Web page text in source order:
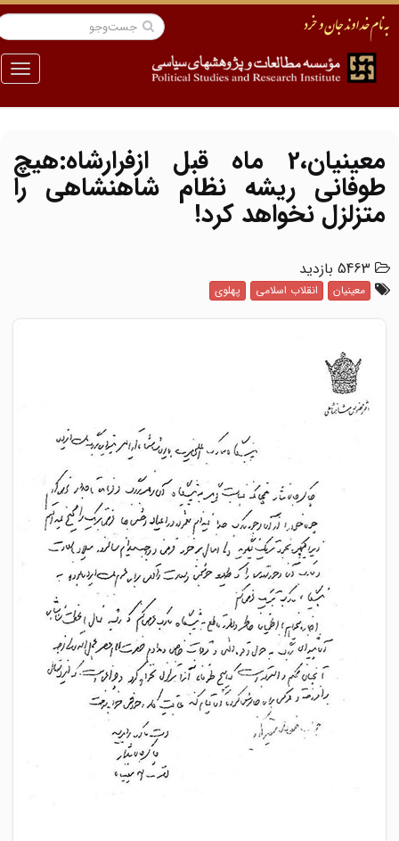
منو
معینیان،2 ماه قبل ازفرارشاه:هیچ
طوفانی ریشه نظام شاهنشاهی را
متزلزل نخواهد کرد!
5463 بازدید
معینیان انقلاب اسلامی پهلوی